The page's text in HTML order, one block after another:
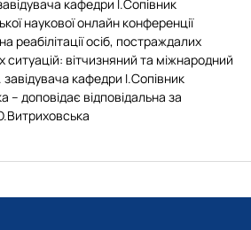
кафедри І.Сопівник
наукової онлайн конференції
реабілітації осіб, постраждалих
ситуацій: вітчизняний та міжнародний
кафедри І.Сопівник
– доповідає відповідальна за